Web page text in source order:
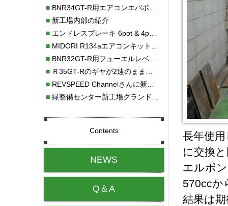
長年使
に交換
エルポ
570ccか
結果は
■BNR34GT-R用エアコンエバポレーターを新発売！！
■新工場内部の紹介
■エンドレスブレーキ 6pot & 4potオーバーホール
■MIDORI R134aエアコンキットタイプⅡ取り付け
■BNR32GT-R用フューエルレベルセンサー新発売！！
■Ｒ35GT-Rのギヤが2速のまま変速しない！！
■REVSPEED Channelさんに新社屋を紹介していただきました!!
■緑整備センター新工場グランドオープン・続報
Contents
NEWS
Q＆A